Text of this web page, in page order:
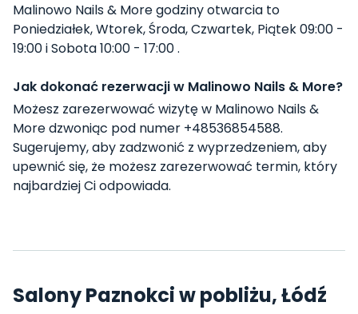
Malinowo Nails & More godziny otwarcia to
Poniedziałek, Wtorek, Środa, Czwartek, Piątek 09:00 -
19:00 i Sobota 10:00 - 17:00 .
Jak dokonać rezerwacji w Malinowo Nails & More?
Możesz zarezerwować wizytę w Malinowo Nails &
More dzwoniąc pod numer +48536854588.
Sugerujemy, aby zadzwonić z wyprzedzeniem, aby
upewnić się, że możesz zarezerwować termin, który
najbardziej Ci odpowiada.
Salony Paznokci w pobliżu, Łódź